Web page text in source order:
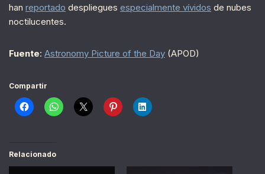
han reportado despliegues especialmente vívidos de nubes
noctilucentes.
Fuente: Astronomy Picture of the Day (APOD)
Compartir
Relacionado